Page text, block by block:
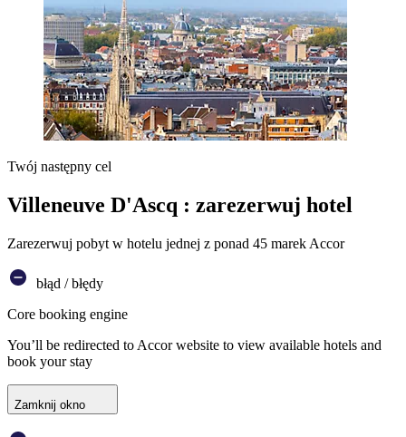
Twój następny cel
Villeneuve D'Ascq : zarezerwuj hotel
Zarezerwuj pobyt w hotelu jednej z ponad 45 marek Accor
błąd / błędy
Core booking engine
You’ll be redirected to Accor website to view available hotels and
book your stay
Zamknij okno